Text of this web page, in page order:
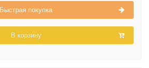
Быстрая покупка
В корзину